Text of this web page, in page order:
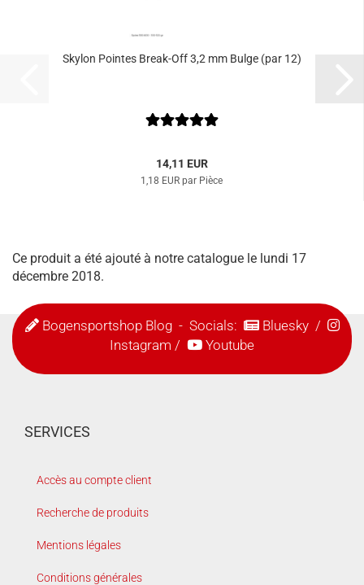
Skylon Pointes Break-Off 3,2 mm Bulge (par 12)
14,11 EUR
1,18 EUR par Pièce
Ce produit a été ajouté à notre catalogue le lundi 17
décembre 2018.
Bogensportshop Blog- Socials: Bluesky/
Instagram / Youtube
SERVICES
Accès au compte client
Recherche de produits
Mentions légales
Conditions générales